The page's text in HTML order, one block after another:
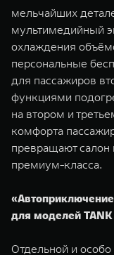
мельчайших
мультимедийный
охлаждения
персональные
для пассажиров
функциями
на втором и
комфорта
превращают
премиум-класса.
для моделей TANK
Отдельной и